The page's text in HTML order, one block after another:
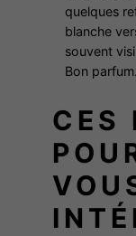
F
O
N
T
E
Y
quelques
blanche
souvent
Bon parfum.
CES